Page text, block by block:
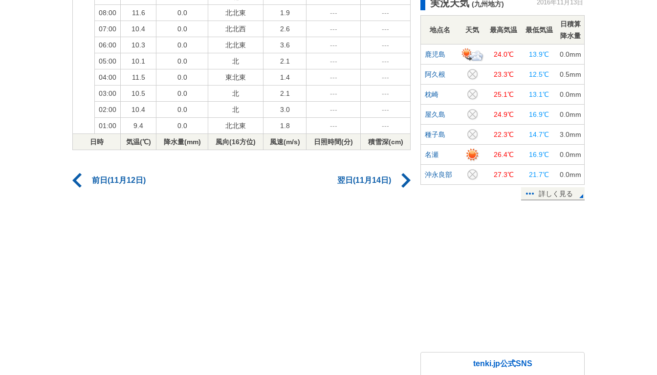
08:00 11.6 0.0 北北東 1.9 --- ---
07:00 10.4 0.0 北北西 2.6 --- ---
06:00 10.3 0.0 北北東 3.6 --- ---
05:00 10.1 0.0 北 2.1 --- ---
04:00 11.5 0.0 東北東 1.4 --- ---
03:00 10.5 0.0 北 2.1 --- ---
02:00 10.4 0.0 北 3.0 --- ---
01:00 9.4 0.0 北北東 1.8 --- ---
日時 気温(℃) 降水量(mm) 風向(16方位) 風速(m/s) 日照時間(分) 積雪深(cm)
前日(11月12日) 翌日(11月14日)
実況天気 (九州地方) 2016年11月13日
地点名 天気 最高気温 最低気温
日積算
降水量
鹿児島 24.0℃ 13.9℃ 0.0mm
阿久根 23.3℃ 12.5℃ 0.5mm
枕崎 25.1℃ 13.1℃ 0.0mm
屋久島 24.9℃ 16.9℃ 0.0mm
種子島 22.3℃ 14.7℃ 3.0mm
名瀬 26.4℃ 16.9℃ 0.0mm
沖永良部 27.3℃ 21.7℃ 0.0mm
詳しく見る
tenki.jp公式SNS